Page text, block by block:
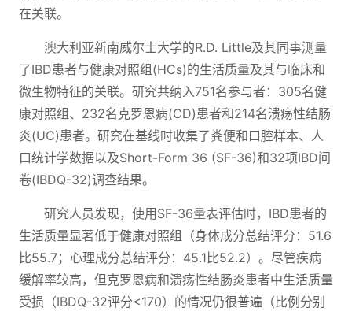
在关联。
澳大利亚新南威尔士大学的R.D. Little及其同事测量
了IBD患者与健康对照组(HCs)的生活质量及其与临床和
微生物特征的关联。研究共纳入751名参与者：305名健
康对照组、232名克罗恩病(CD)患者和214名溃疡性结肠
炎(UC)患者。研究在基线时收集了粪便和口腔样本、人
口统计学数据以及Short-Form 36 (SF-36)和32项IBD问
卷(IBDQ-32)调查结果。
研究人员发现，使用SF-36量表评估时，IBD患者的
生活质量显著低于健康对照组（身体成分总结评分：51.6
比55.7；心理成分总结评分：45.1比52.2）。尽管疾病
缓解率较高，但克罗恩病和溃疡性结肠炎患者中生活质量
受损（IBDQ-32评分<170）的情况仍很普遍（比例分别